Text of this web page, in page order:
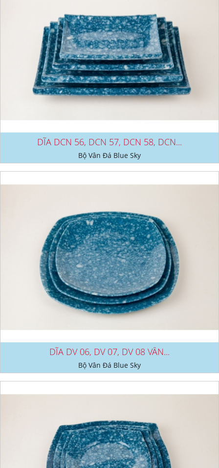
DĨA DCN 56, DCN 57, DCN 58, DCN...
Bộ Vân Đá Blue Sky
DĨA DV 06, DV 07, DV 08 VÂN...
Bộ Vân Đá Blue Sky